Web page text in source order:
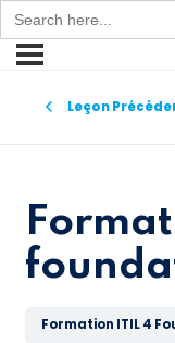
Search
for:
Leçon
Formation ITIL 4
Don’t